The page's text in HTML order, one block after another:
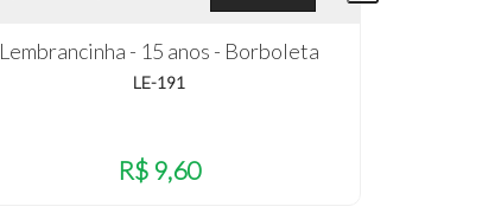
Lembrancinha - 15 anos - Borboleta
LE-191
R$ 9,60